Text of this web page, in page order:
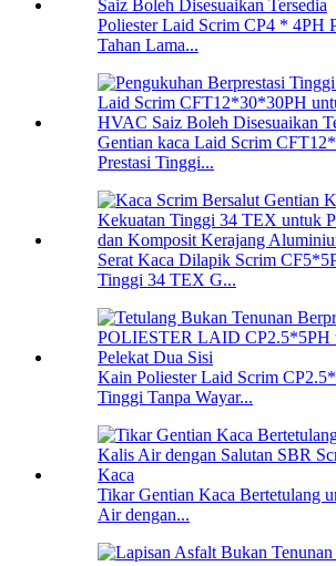
Poliester Laid Scrim CP4 * 4PH
Tahan Lama...
Gentian kaca Laid Scrim
Prestasi Tinggi...
Serat Kaca Dilapik Scrim
Tinggi 34 TEX G...
Kain Poliester Laid Scrim
Tinggi Tanpa Wayar...
Tikar Gentian Kaca Bertetulang
Air dengan...